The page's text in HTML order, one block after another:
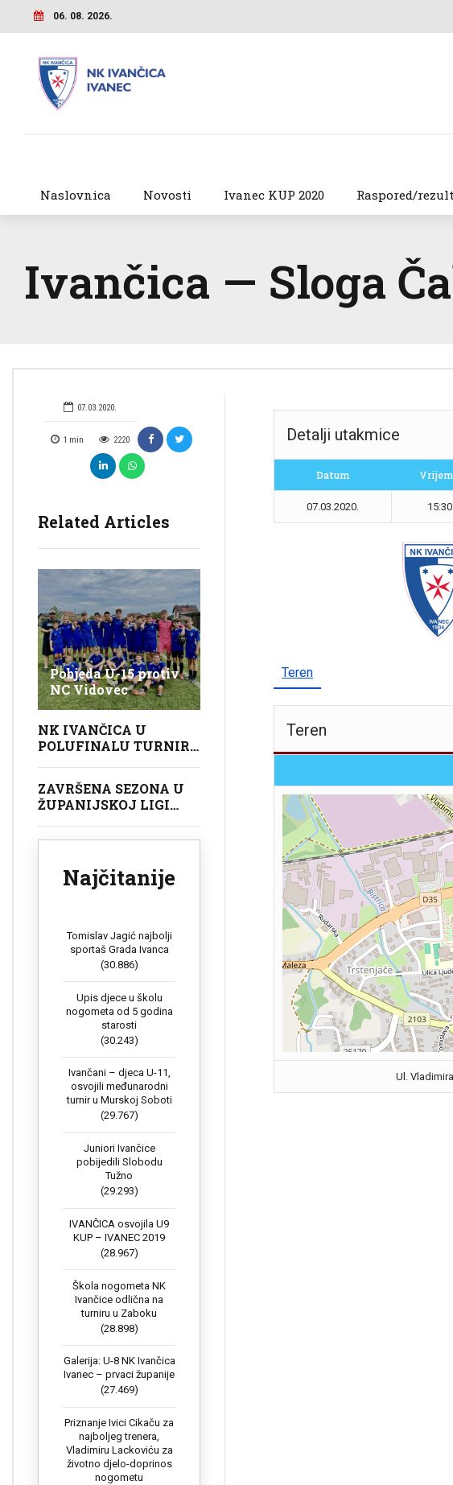
06. 08. 2026.
Naslovnica Novosti Ivanec KUP 2020 Raspored/
Ivančica — Sloga
07.03.2020.
1 min 2220
Related Articles
Pobjeda U-15 protiv
NC Vidovec
NK IVANČICA U
POLUFINALU TURNIRA
ZAVRŠENA SEZONA U
ŽUPANIJSKOJ LIGI
Najčitanije
Tomislav Jagić najbolji
sportaš Grada Ivanca
(30.886)
Upis djece u školu
nogometa od 5 godina
starosti
(30.243)
Ivančani – djeca U-11,
osvojili međunarodni
turnir u Murskoj Soboti
(29.767)
Juniori Ivančice
pobijedili Slobodu
Tužno
(29.293)
IVANČICA osvojila U9
KUP – IVANEC 2019
(28.967)
Škola nogometa NK
Ivančice odlična na
turniru u Zaboku
(28.898)
Galerija: U-8 NK Ivančica
Ivanec – prvaci županije
(27.469)
Priznanje Ivici Cikaču za
najboljeg trenera,
Vladimiru Lackoviću za
životno djelo-doprinos
nogometu
Detalji utakmice
Datum
07.03.2020. 15:30
Teren
Teren
Ul.